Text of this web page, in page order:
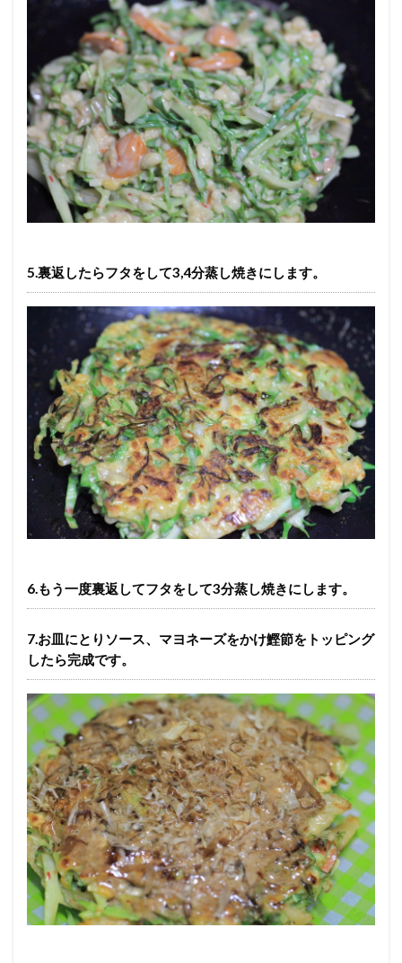
5.裏返したらフタをして3,4分蒸し焼きにします。
6.もう一度裏返してフタをして3分蒸し焼きにします。
7.お皿にとりソース、マヨネーズをかけ鰹節をトッピング
したら完成です。